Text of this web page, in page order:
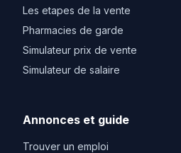
Les etapes de la vente
Pharmacies de garde
Simulateur prix de vente
Simulateur de salaire
Annonces et guide
Trouver un emploi